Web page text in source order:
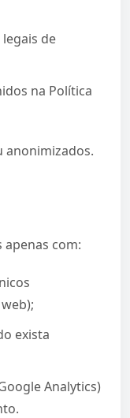
de
na Política
anonimizados.
com:
exista
Analytics)